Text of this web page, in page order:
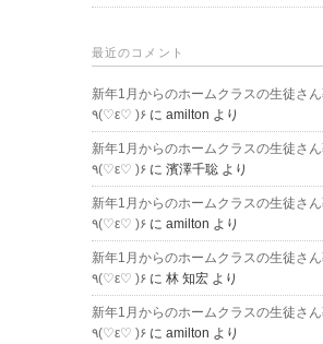
最近のコメント
新年1月からのホームクラスの生徒さ
٩(♡ε♡ )۶ に amilton より
新年1月からのホームクラスの生徒さ
٩(♡ε♡ )۶ に 濱澤千聡 より
新年1月からのホームクラスの生徒さ
٩(♡ε♡ )۶ に amilton より
新年1月からのホームクラスの生徒さ
٩(♡ε♡ )۶ に 林 知宏 より
新年1月からのホームクラスの生徒さ
٩(♡ε♡ )۶ に amilton より